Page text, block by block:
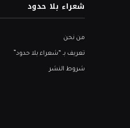
شعراء بلا حدود
من نحن
تعريف بـ “شعراء بلا حدود”
شروط النشر